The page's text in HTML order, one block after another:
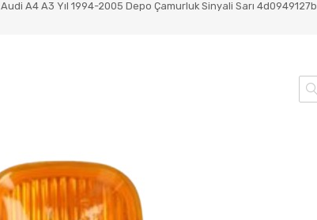
Audi A4 A3 Yıl 1994-2005 Depo Çamurluk Sinyali Sarı 4d0949127b